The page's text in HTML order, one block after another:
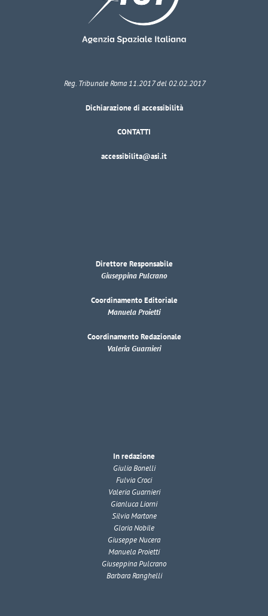
Reg. Tribunale Roma 11.2017 del 02.02.2017
Dichiarazione di accessibilità
CONTATTI
accessibilita@asi.it
Direttore Responsabile
Giuseppina Pulcrano
Coordinamento Editoriale
Manuela Proietti
Coordinamento Redazionale
Valeria Guarnieri
In redazione
Giulia Bonelli
Fulvia Croci
Valeria Guarnieri
Gianluca Liorni
Silvia Martone
Gloria Nobile
Giuseppe Nucera
Manuela Proietti
Giuseppina Pulcrano
Barbara Ranghelli